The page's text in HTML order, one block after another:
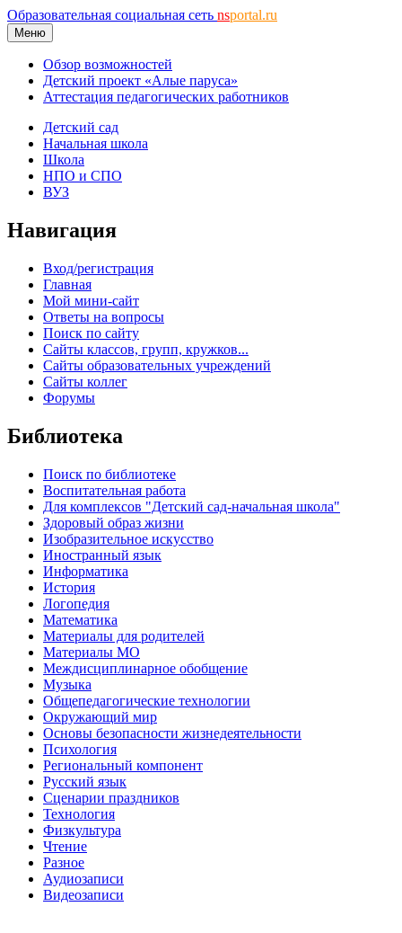
Образовательная социальная сеть nsportal.ru
Меню
Обзор возможностей
Детский проект «Алые паруса»
Аттестация педагогических работников
Детский сад
Начальная школа
Школа
НПО и СПО
ВУЗ
Навигация
Вход/регистрация
Главная
Мой мини-сайт
Ответы на вопросы
Поиск по сайту
Сайты классов, групп, кружков...
Сайты образовательных учреждений
Сайты коллег
Форумы
Библиотека
Поиск по библиотеке
Воспитательная работа
Для комплексов "Детский сад-начальная школа"
Здоровый образ жизни
Изобразительное искусство
Иностранный язык
Информатика
История
Логопедия
Математика
Материалы для родителей
Материалы МО
Междисциплинарное обобщение
Музыка
Общепедагогические технологии
Окружающий мир
Основы безопасности жизнедеятельности
Психология
Региональный компонент
Русский язык
Сценарии праздников
Технология
Физкультура
Чтение
Разное
Аудиозаписи
Видеозаписи